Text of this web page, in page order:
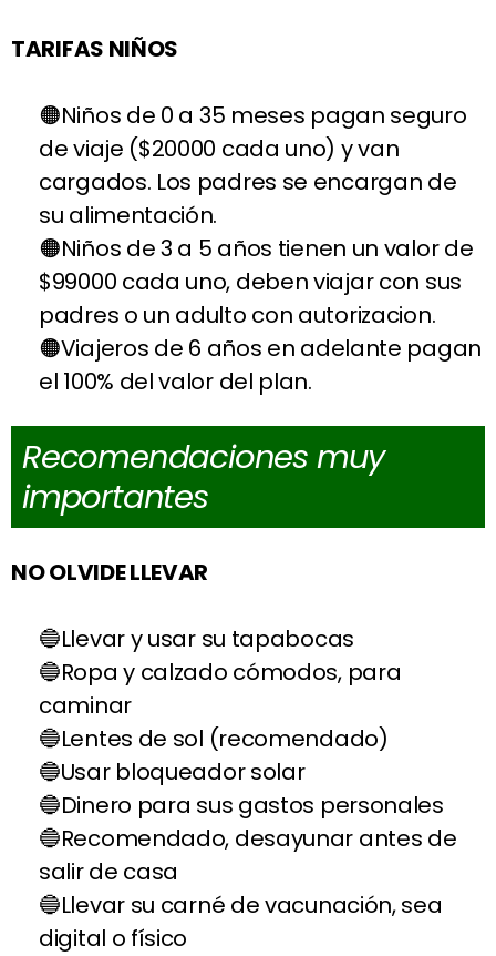
TARIFAS NIÑOS
Niños de 0 a 35 meses pagan seguro
de viaje ($20000 cada uno) y van
cargados. Los padres se encargan de
su alimentación.
Niños de 3 a 5 años tienen un valor de
$99000 cada uno, deben viajar con sus
padres o un adulto con autorizacion.
Viajeros de 6 años en adelante pagan
el 100% del valor del plan.
Recomendaciones muy
importantes
NO OLVIDE LLEVAR
Llevar y usar su tapabocas
Ropa y calzado cómodos, para
caminar
Lentes de sol (recomendado)
Usar bloqueador solar
Dinero para sus gastos personales
Recomendado, desayunar antes de
salir de casa
Llevar su carné de vacunación, sea
digital o físico